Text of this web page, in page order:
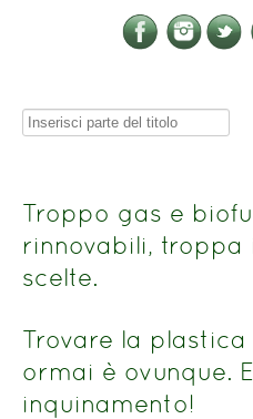
Inserisci
titolo
Troppo gas e
rinnovabili,
scelte.
Trovare la
ormai è ovunque.
inquinamento!